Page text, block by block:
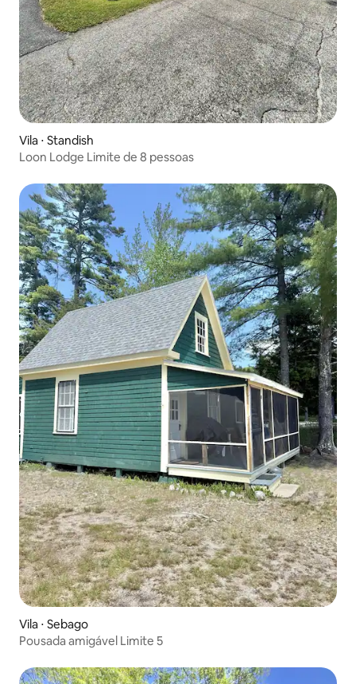
Vila ⋅ Standish
Loon Lodge Limite de 8 pessoas
Vila ⋅ Sebago
Pousada amigável Limite 5